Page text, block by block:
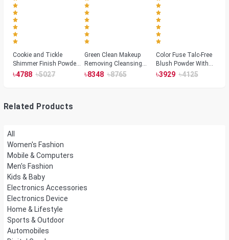
Cookie and Tickle
Shimmer Finish Powder
Highlighters
৳4788 ৳5027
Green Clean Makeup
Removing Cleansing
Balm
৳8348 ৳8765
Color Fuse Talc-Free
Blush Powder With
Fermented Arnica
৳3929 ৳4125
Related Products
All
Women's Fashion
Mobile & Computers
Men's Fashion
Kids & Baby
Electronics Accessories
Electronics Device
Home & Lifestyle
Sports & Outdoor
Automobiles